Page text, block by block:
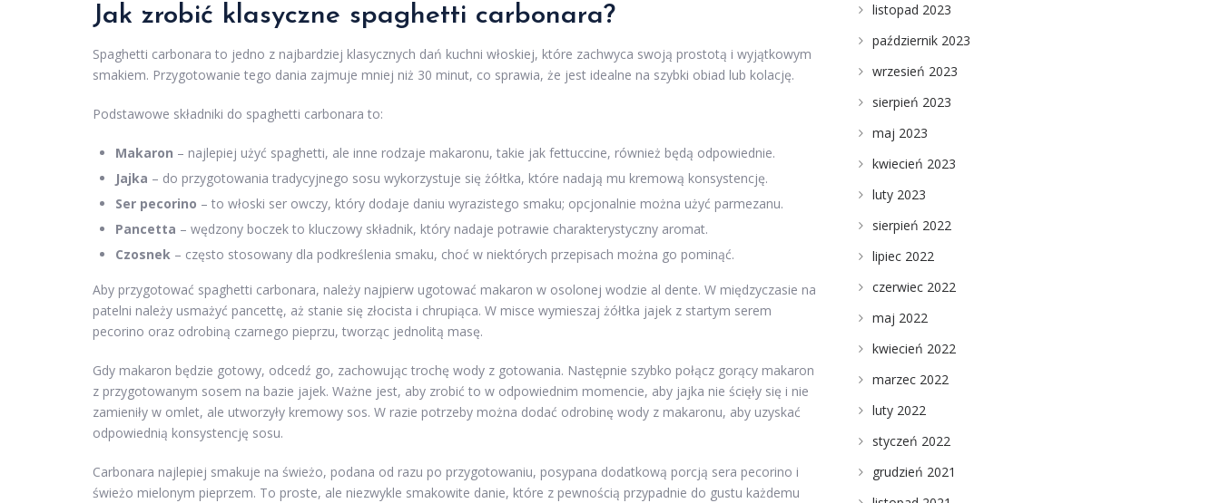
Jak zrobić klasyczne spaghetti carbonara?
Spaghetti carbonara to jedno z najbardziej klasycznych dań kuchni włoskiej, które zachwyca swoją prostotą i wyjątkowym
smakiem. Przygotowanie tego dania zajmuje mniej niż 30 minut, co sprawia, że jest idealne na szybki obiad lub kolację.
Podstawowe składniki do spaghetti carbonara to:
Makaron – najlepiej użyć spaghetti, ale inne rodzaje makaronu, takie jak fettuccine, również będą odpowiednie.
Jajka – do przygotowania tradycyjnego sosu wykorzystuje się żółtka, które nadają mu kremową konsystencję.
Ser pecorino – to włoski ser owczy, który dodaje daniu wyrazistego smaku; opcjonalnie można użyć parmezanu.
Pancetta – wędzony boczek to kluczowy składnik, który nadaje potrawie charakterystyczny aromat.
Czosnek – często stosowany dla podkreślenia smaku, choć w niektórych przepisach można go pominąć.
Aby przygotować spaghetti carbonara, należy najpierw ugotować makaron w osolonej wodzie al dente. W międzyczasie na
patelni należy usmażyć pancettę, aż stanie się złocista i chrupiąca. W misce wymieszaj żółtka jajek z startym serem
pecorino oraz odrobiną czarnego pieprzu, tworząc jednolitą masę.
Gdy makaron będzie gotowy, odcedź go, zachowując trochę wody z gotowania. Następnie szybko połącz gorący makaron
z przygotowanym sosem na bazie jajek. Ważne jest, aby zrobić to w odpowiednim momencie, aby jajka nie ścięły się i nie
zamieniły w omlet, ale utworzyły kremowy sos. W razie potrzeby można dodać odrobinę wody z makaronu, aby uzyskać
odpowiednią konsystencję sosu.
Carbonara najlepiej smakuje na świeżo, podana od razu po przygotowaniu, posypana dodatkową porcją sera pecorino i
świeżo mielonym pieprzem. To proste, ale niezwykle smakowite danie, które z pewnością przypadnie do gustu każdemu
listopad 2023
październik 2023
wrzesień 2023
sierpień 2023
maj 2023
kwiecień 2023
luty 2023
sierpień 2022
lipiec 2022
czerwiec 2022
maj 2022
kwiecień 2022
marzec 2022
luty 2022
styczeń 2022
grudzień 2021